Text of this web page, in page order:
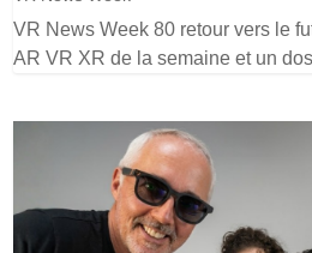
VR News Week 80 retour vers le
AR VR XR de la semaine et un